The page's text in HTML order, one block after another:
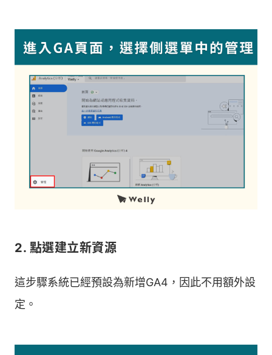
2. 點選建立新資源
這步驟系統已經預設為新增GA4，因此不用額外設
定。